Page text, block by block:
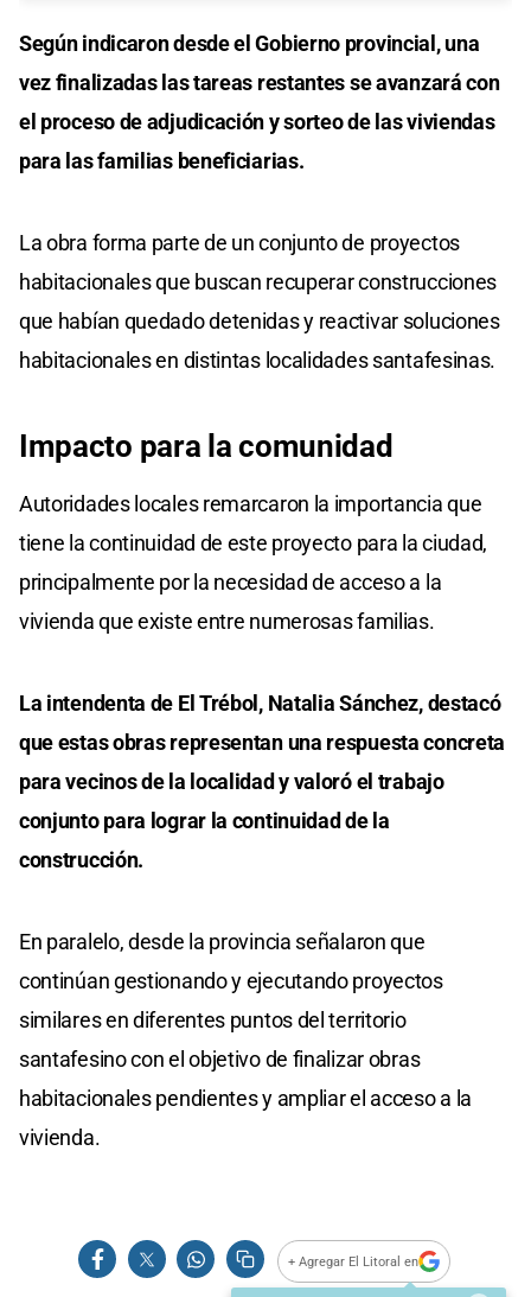
Según indicaron desde el Gobierno provincial, una
vez finalizadas las tareas restantes se avanzará con
el proceso de adjudicación y sorteo de las viviendas
para las familias beneficiarias.
La obra forma parte de un conjunto de proyectos
habitacionales que buscan recuperar construcciones
que habían quedado detenidas y reactivar soluciones
habitacionales en distintas localidades santafesinas.
Impacto para la comunidad
Autoridades locales remarcaron la importancia que
tiene la continuidad de este proyecto para la ciudad,
principalmente por la necesidad de acceso a la
vivienda que existe entre numerosas familias.
La intendenta de El Trébol, Natalia Sánchez, destacó
que estas obras representan una respuesta concreta
para vecinos de la localidad y valoró el trabajo
conjunto para lograr la continuidad de la
construcción.
En paralelo, desde la provincia señalaron que
continúan gestionando y ejecutando proyectos
similares en diferentes puntos del territorio
santafesino con el objetivo de finalizar obras
habitacionales pendientes y ampliar el acceso a la
vivienda.
+ Agregar El Litoral en